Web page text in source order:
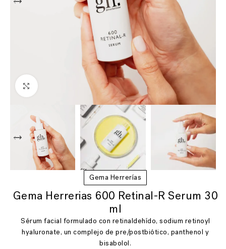
Ver más grande
Gema Herrerías
Gema Herrerias 600 Retinal-R Serum 30
ml
Sérum facial formulado con retinaldehído, sodium retinoyl
hyaluronate, un complejo de pre/postbiótico, panthenol y
bisabolol.